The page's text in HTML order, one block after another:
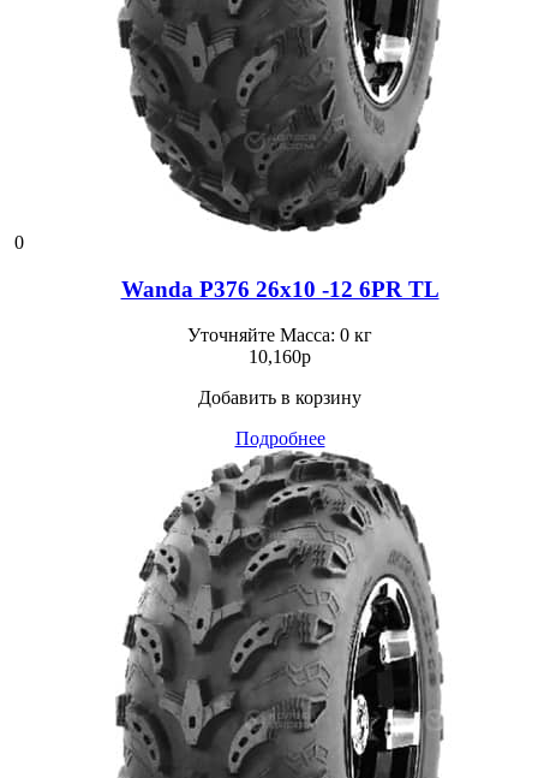
0
Wanda P376 26x10 -12 6PR TL
Уточняйте Масса: 0 кг
10,160p
Добавить в корзину
Подробнее